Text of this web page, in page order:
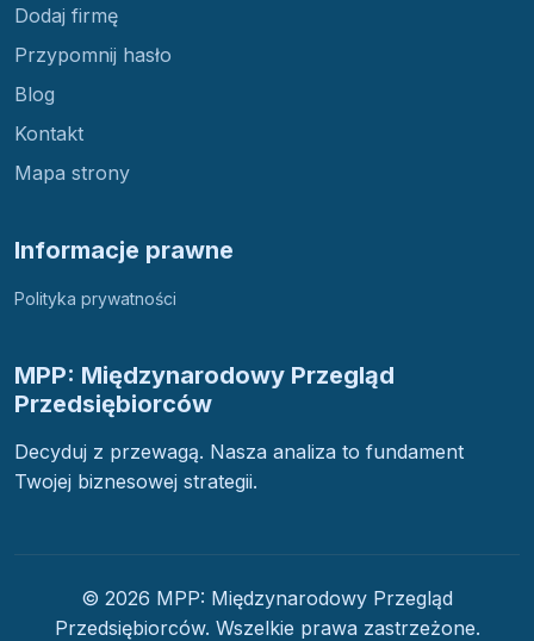
Dodaj firmę
Przypomnij hasło
Blog
Kontakt
Mapa strony
Informacje prawne
Polityka prywatności
MPP: Międzynarodowy Przegląd
Przedsiębiorców
Decyduj z przewagą. Nasza analiza to fundament
Twojej biznesowej strategii.
© 2026 MPP: Międzynarodowy Przegląd
Przedsiębiorców. Wszelkie prawa zastrzeżone.